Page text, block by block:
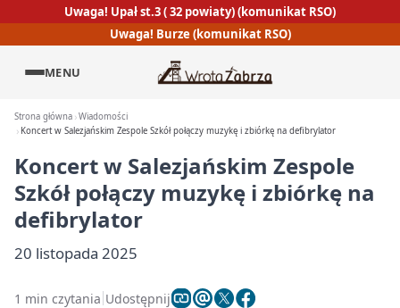
Uwaga! Upał st.3 ( 32 powiaty) (komunikat RSO)
Uwaga! Burze (komunikat RSO)
MENU
Strona główna Wiadomości
Koncert w Salezjańskim Zespole Szkół połączy muzykę i zbiórkę na defibrylator
Koncert w Salezjańskim Zespole
Szkół połączy muzykę i zbiórkę na
defibrylator
20 listopada 2025
1 min czytania Udostępnij